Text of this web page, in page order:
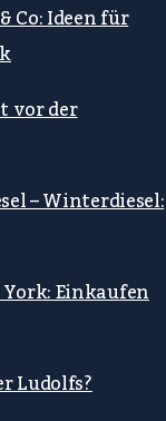
Co: Ideen für
vor der
– Winterdiesel:
Einkaufen
Ludolfs?